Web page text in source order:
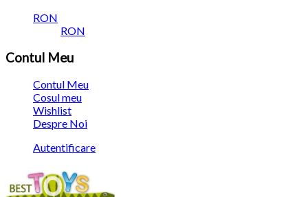
RON
RON
Contul Meu
Contul Meu
Cosul meu
Wishlist
Despre Noi
Autentificare